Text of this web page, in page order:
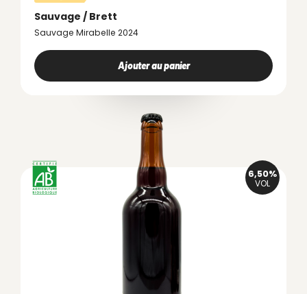
Sauvage / Brett
Sauvage Mirabelle 2024
Ajouter au panier
6,50%
VOL